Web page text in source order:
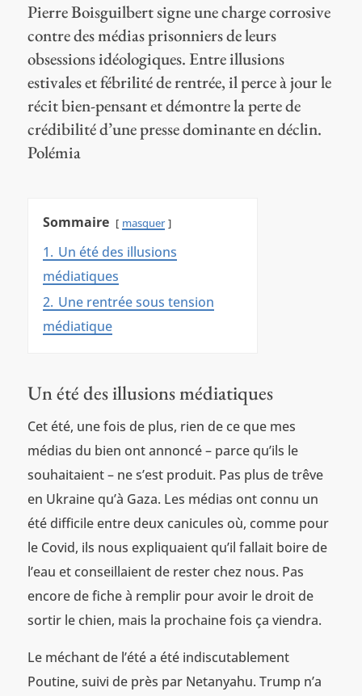
Pierre Boisguilbert signe une charge corrosive
contre des médias prisonniers de leurs
obsessions idéologiques. Entre illusions
estivales et fébrilité de rentrée, il perce à jour le
récit bien-pensant et démontre la perte de
crédibilité d’une presse dominante en déclin.
Polémia
Sommaire masquer
1. Un été des illusions
médiatiques
2. Une rentrée sous tension
médiatique
Un été des illusions médiatiques
Cet été, une fois de plus, rien de ce que mes
médias du bien ont annoncé – parce qu’ils le
souhaitaient – ne s’est produit. Pas plus de trêve
en Ukraine qu’à Gaza. Les médias ont connu un
été difficile entre deux canicules où, comme pour
le Covid, ils nous expliquaient qu’il fallait boire de
l’eau et conseillaient de rester chez nous. Pas
encore de fiche à remplir pour avoir le droit de
sortir le chien, mais la prochaine fois ça viendra.
Le méchant de l’été a été indiscutablement
Poutine, suivi de près par Netanyahu. Trump n’a